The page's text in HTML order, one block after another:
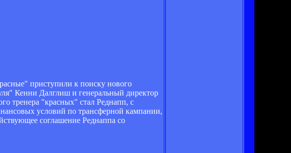
приступили к поиску нового
Кенни Далглиш и генеральный директор
тренера "красных" стал Реднапп, с
условий по трансферной кампании,
соглашение Реднаппа со